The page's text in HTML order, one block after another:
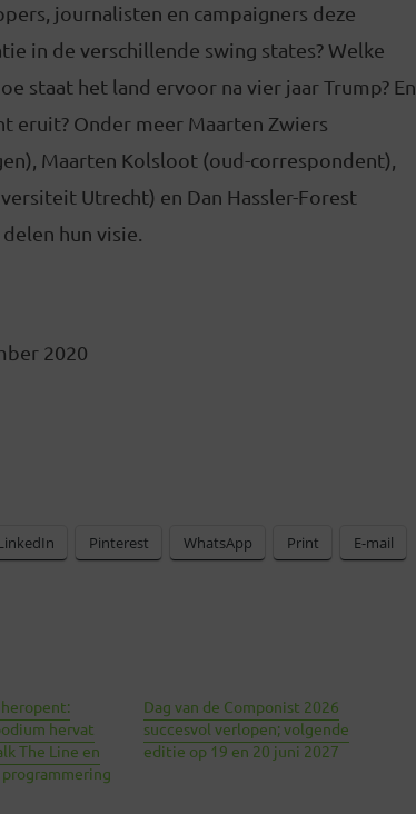
journalisten en campaigners deze
in de verschillende swing states? Welke
staat het land ervoor na vier jaar Trump? En
eruit? Onder meer Maarten Zwiers
Maarten Kolsloot (oud-correspondent),
Utrecht) en Dan Hassler-Forest
hun visie.
2020
Pinterest WhatsApp Print E-mail
hervat
The Line en
Dag van de Componist 2026
succesvol verlopen; volgende
editie op 19 en 20 juni 2027